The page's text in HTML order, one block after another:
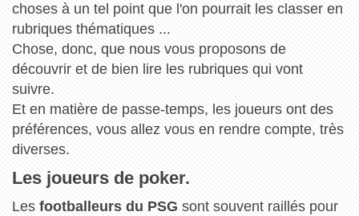
choses à un tel point que l'on pourrait les classer en
rubriques thématiques ...
Chose, donc, que nous vous proposons de
découvrir et de bien lire les rubriques qui vont
suivre.
Et en matière de passe-temps, les joueurs ont des
préférences, vous allez vous en rendre compte, très
diverses.
Les joueurs de poker.
Les footballeurs du PSG sont souvent raillés pour